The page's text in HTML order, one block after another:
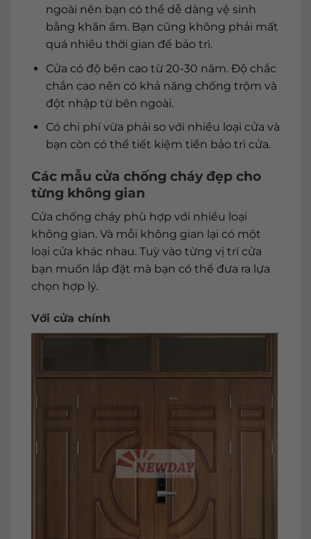
ngoài nên bạn có thể dễ dàng vệ sinh
bằng khăn ẩm. Bạn cũng không phải mất
quá nhiều thời gian để bảo trì.
Cửa có độ bền cao từ 20-30 năm. Độ chắc
chắn cao nên có khả năng chống trộm và
đột nhập từ bên ngoài.
Có chi phí vừa phải so với nhiều loại cửa và
bạn còn có thể tiết kiệm tiền bảo trì cửa.
Các mẫu cửa chống cháy đẹp cho
từng không gian
Cửa chống cháy phù hợp với nhiều loại
không gian. Và mỗi không gian lại có một
loại cửa khác nhau. Tuỳ vào từng vị trí cửa
bạn muốn lắp đặt mà bạn có thể đưa ra lựa
chọn hợp lý.
Với cửa chính